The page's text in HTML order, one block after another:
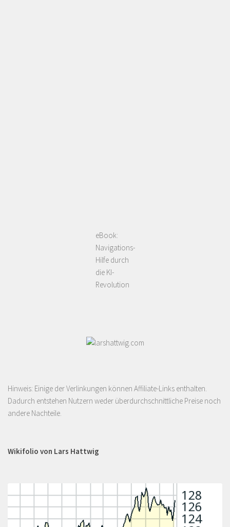
eBook:
Navigations-
Hilfe durch
die KI-
Revolution
Hinweis: Einige der Verlinkungen können Affiliate-Links enthalten.
Dadurch entstehen Nutzern weder überdurchschnittliche Preise noch
andere Nachteile.
Wikifolio von Lars Hattwig